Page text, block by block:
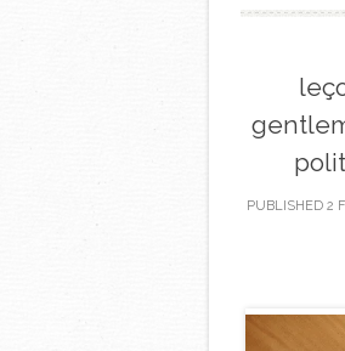
PUBLISHED 2